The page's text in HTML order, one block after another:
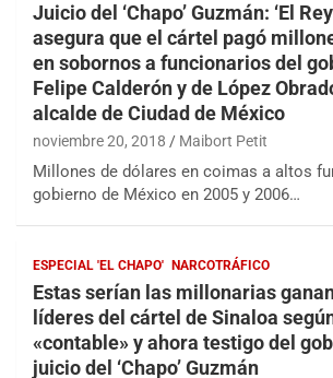
Juicio del ‘Chapo’ Guzmán: ‘El
asegura que el cártel pagó
en sobornos a funcionarios del
Felipe Calderón y de López
alcalde de Ciudad de México
noviembre 20, 2018 Maibort Petit
Millones de dólares en coimas a altos
gobierno de México en 2005 y 2006…
ESPECIAL 'EL CHAPO' NARCOTRÁFICO
Estas serían las millonarias
líderes del cártel de Sinaloa
«contable» y ahora testigo del
juicio del ‘Chapo’ Guzmán